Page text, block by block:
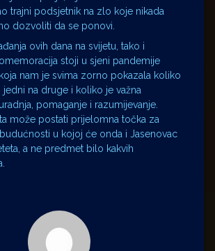
trajni podsjetnik na zlo koje nikada
dozvoliti da se ponovi.
ovih dana na svijetu, tako i
stoji u sjeni pandemije
nam je svima zorno pokazala koliko
na druge i koliko je važna
pomaganje i razumijevanje.
može postati prijelomna točka za
u kojoj će onda i Jasenovac
a ne predmet bilo kakvih